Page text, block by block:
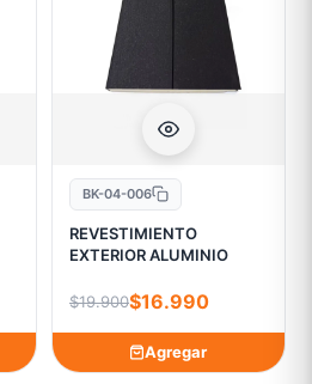
BK-04-006
REVESTIMIENTO
EXTERIOR ALUMINIO
$19.900$16.990
Agregar